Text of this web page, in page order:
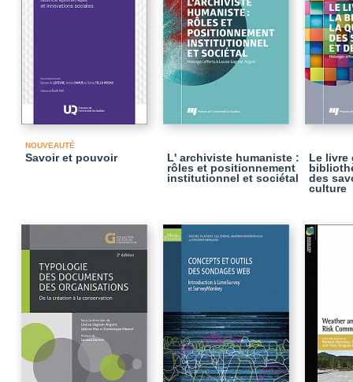
NOUVEAUTÉ
Savoir et pouvoir
L' archiviste humaniste :
rôles et positionnement
institutionnel et sociétal
Le livre
des
culture